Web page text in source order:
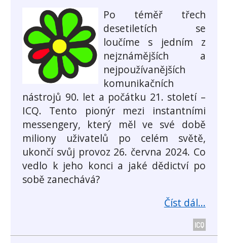
Po téměř třech
desetiletích se
loučíme s jedním z
nejznámějších a
nejpoužívanějších
komunikačních
nástrojů 90. let a počátku 21. století –
ICQ. Tento pionýr mezi instantními
messengery, který měl ve své době
miliony uživatelů po celém světě,
ukončí svůj provoz 26. června 2024. Co
vedlo k jeho konci a jaké dědictví po
sobě zanechává?
Číst dál...
ICQ